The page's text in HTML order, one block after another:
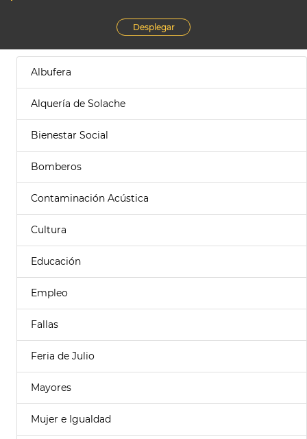
Desplegar
Albufera
Alquería de Solache
Bienestar Social
Bomberos
Contaminación Acústica
Cultura
Educación
Empleo
Fallas
Feria de Julio
Mayores
Mujer e Igualdad